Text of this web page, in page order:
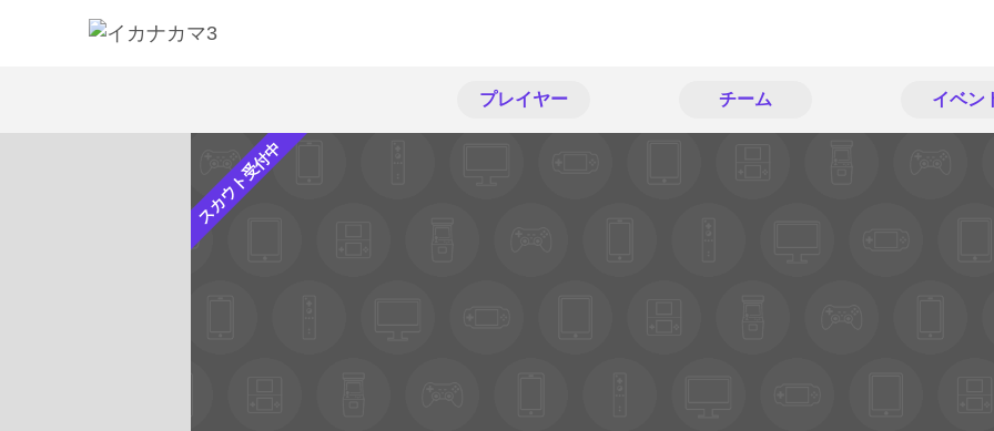
プレイヤー チーム イベン
スカウト受付中